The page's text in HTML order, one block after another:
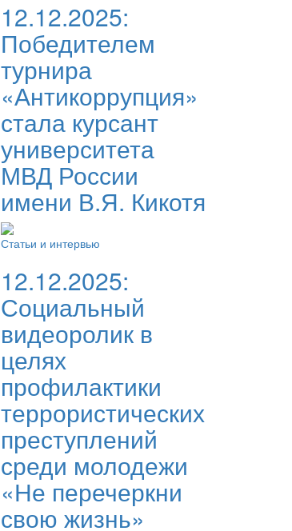
12.12.2025:
Победителем
турнира
«Антикоррупция»
стала курсант
университета
МВД России
имени В.Я. Кикотя
Статьи и интервью
12.12.2025:
Социальный
видеоролик в
целях
профилактики
террористических
преступлений
среди молодежи
«Не перечеркни
свою жизнь»